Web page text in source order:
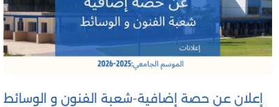
إعلان عن حصة إضافية-شعبة الفنون و الوسائط